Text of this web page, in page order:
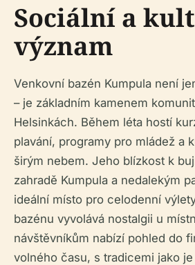
Sociální a
význam
Venkovní bazén Kumpula není
– je základním kamenem
Helsinkách. Během léta hostí
plavání, programy pro mládež a
širým nebem. Jeho blízkost k
zahradě Kumpula a nedalekým
ideální místo pro celodenní
bazénu vyvolává nostalgii u
návštěvníkům nabízí pohled do
volného času, s tradicemi jako